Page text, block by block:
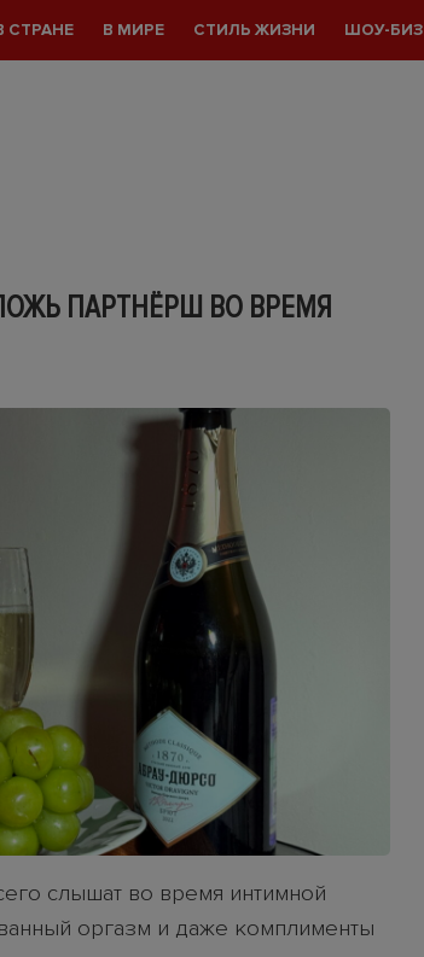
СТРАНЕ В МИРЕ СТИЛЬ ЖИЗНИ ШОУ-БИЗ
ПАРТНЁРШ ВО ВРЕМЯ
слышат во время интимной
оргазм и даже комплименты